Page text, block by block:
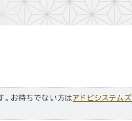
。お持ちでない方はアドビシステム